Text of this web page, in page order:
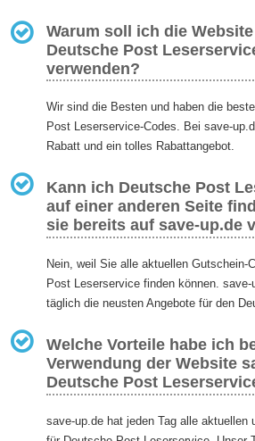
Warum soll ich die
Deutsche Post
verwenden?
Wir sind die Besten und haben die
Post Leserservice-Codes. Bei save-
Rabatt und ein tolles Rabattangebot.
Kann ich Deutsche Post
auf einer anderen Seite
sie bereits auf save-up.de
Nein, weil Sie alle aktuellen Gutschein-
Post Leserservice finden können.
täglich die neusten Angebote für den
Welche Vorteile habe ich
Verwendung der Website
Deutsche Post
save-up.de hat jeden Tag alle aktuellen